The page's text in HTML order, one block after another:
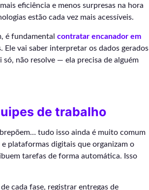
eficiência e menos surpresas na hora
estão cada vez mais acessíveis.
é fundamental contratar encanador em
vai saber interpretar os dados gerados
não resolve — ela precisa de alguém
de trabalho
tudo isso ainda é muito comum
plataformas digitais que organizam o
tarefas de forma automática. Isso
cada fase, registrar entregas de